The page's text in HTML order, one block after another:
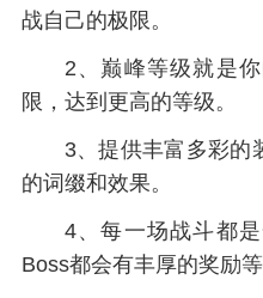
战自己的极限。
2、巅峰等级就是
限，达到更高的等级。
3、提供丰富多彩的
的词缀和效果。
4、每一场战斗都
Boss都会有丰厚的奖励等